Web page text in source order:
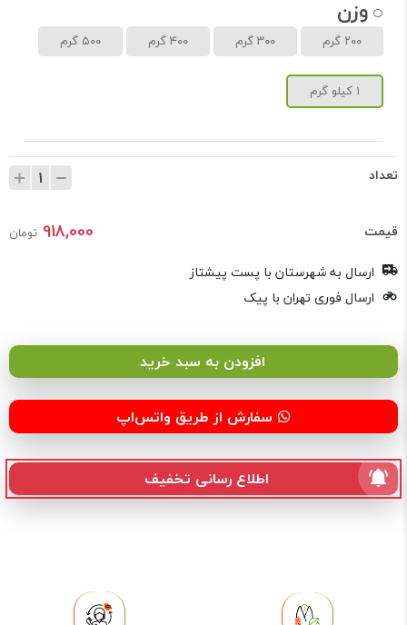
وزن
۲۰۰ گرم ۳۰۰ گرم ۴۰۰ گرم ۵۰۰ گرم
۱ کیلو گرم
تعداد
قیمت 918,000 تومان
ارسال به شهرستان با پست پیشتاز
ارسال فوری تهران با پیک
افزودن به سبد خرید
سفارش از طریق واتس‌اپ
اطلاع رسانی تخفیف